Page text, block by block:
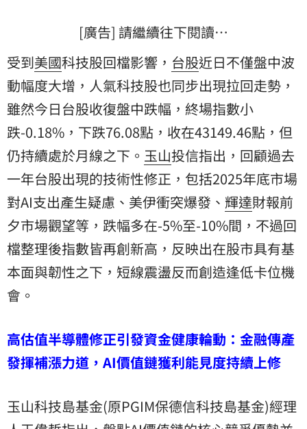
[廣告] 請繼續往下閱讀…
受到美國科技股回檔影響， 台股近日不僅盤中波
動幅度大增，人氣科技股也同步出現拉回走勢，
雖然今日台股收復盤中跌幅，終場指數小
跌-0.18%，下跌76.08點，收在43149.46點，但
仍持續處於月線之下。 玉山投信指出，回顧過去
一年台股出現的技術性修正，包括2025年底市場
對AI支出產生疑慮、美伊衝突爆發、 輝達財報前
夕市場觀望等，跌幅多在-5%至-10%間，不過回
檔整理後指數皆再創新高，反映出在股市具有基
本面與韌性之下，短線震盪反而創造逢低卡位機
會。
高估值半導體修正引發資金健康輪動：金融傳產
發揮補漲力道，AI價值鏈獲利能見度持續上修
玉山科技島基金(原PGIM保德信科技島基金)經理